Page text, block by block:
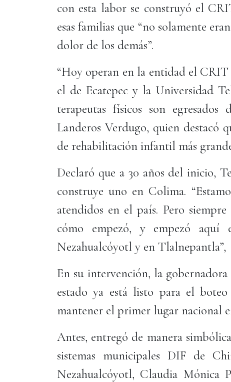
con esta labor se construyó el
esas familias que “no solamente
dolor de los demás”.
“Hoy operan en la entidad el
el de Ecatepec y la Universidad
terapeutas físicos son
Landeros Verdugo, quien destacó
de rehabilitación infantil más
Declaró que a 30 años del inicio,
construye uno en Colima.
atendidos en el país. Pero
cómo empezó, y empezó
Nezahualcóyotl y en Tlalnepantla”,
En su intervención, la
estado ya está listo para el
mantener el primer lugar nacional
Antes, entregó de manera
sistemas municipales DIF de
Nezahualcóyotl, Claudia Mónica